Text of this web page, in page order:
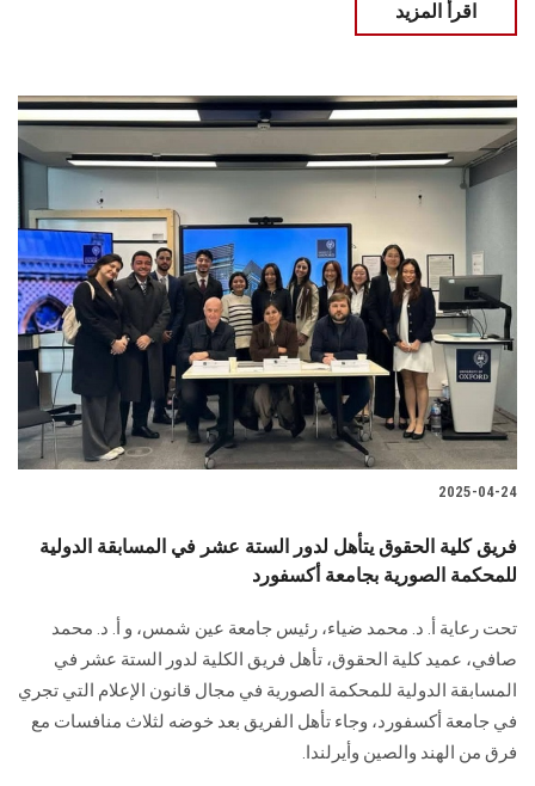
اقرأ المزيد
2025-04-24
فريق كلية الحقوق يتأهل لدور الستة عشر في المسابقة الدولية
للمحكمة الصورية بجامعة أكسفورد
تحت رعاية أ. د. محمد ضياء، رئيس جامعة عين شمس، و أ. د. محمد
صافي، عميد كلية الحقوق، تأهل فريق الكلية لدور الستة عشر في
المسابقة الدولية للمحكمة الصورية في مجال قانون الإعلام التي تجري
في جامعة أكسفورد، وجاء تأهل الفريق بعد خوضه لثلاث منافسات مع
فرق من الهند والصين وأيرلندا.